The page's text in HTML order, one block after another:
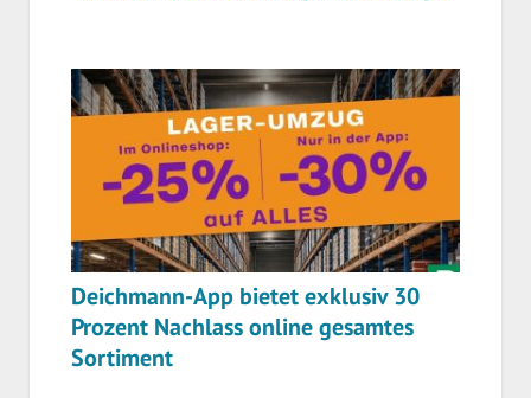
Deichmann-App bietet exklusiv 30
Prozent Nachlass online gesamtes
Sortiment